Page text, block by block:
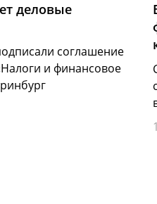
деловые
соглашение
и финансовое